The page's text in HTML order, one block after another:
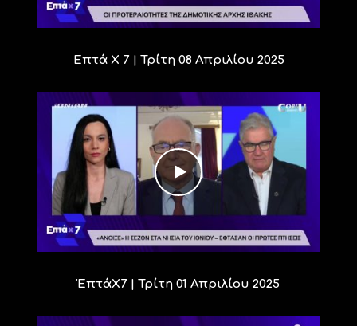
Επτά Χ 7 | Τρίτη 08 Απριλίου 2025
ΈπτάΧ7 | Τρίτη 01 Απριλίου 2025